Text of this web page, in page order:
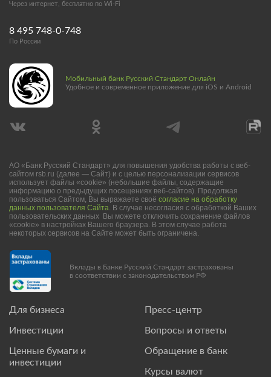
Через интернет, бесплатно по Wi-Fi
8 495 748-0-748
По России
Для бизнеса
Инвестиции
Ценные бумаги и
инвестиции
Пресс-центр
Вопросы и ответы
Обращение в банк
Курсы валют
Мобильный банк Русский Стандарт Онлайн
Удобное и современное приложение для iOS и Android
АО «Банк Русский Стандарт» для повышения удобства работы с веб-
сайтом rsb.ru (далее — Сайт) и с целью персонализации сервисов
использует файлы «cookie» (небольшие файлы, содержащие
информацию о предыдущих посещениях веб-сайтов). Продолжая
пользоваться Сайтом, Вы выражаете своё согласие на обработку
данных пользователя Сайта. В случае несогласия с обработкой Ваших
пользовательских данных Вы можете отключить сохранение файлов
«cookie» в настройках Вашего браузера. В этом случае работа
некоторых сервисов на Сайте может быть ограничена.
Вклады в Банке Русский Стандарт застрахованы
в соответствии с законодательством РФ